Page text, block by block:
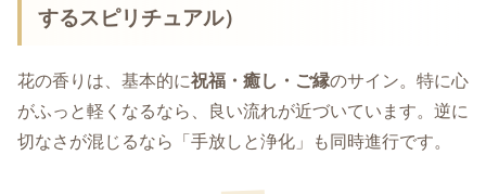
するスピリチュアル）
花の香りは、基本的に祝福・癒し・ご縁のサイン。特に心
がふっと軽くなるなら、良い流れが近づいています。逆に
切なさが混じるなら「手放しと浄化」も同時進行です。